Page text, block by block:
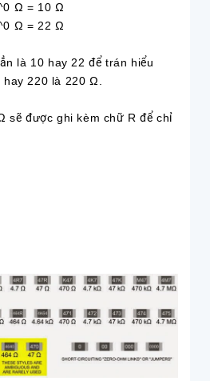
Ω = 10 Ω
Ω = 22 Ω
là 10 hay 22 để trán hiểu
220 là 220 Ω.
sẽ được ghi kèm chữ R để chỉ